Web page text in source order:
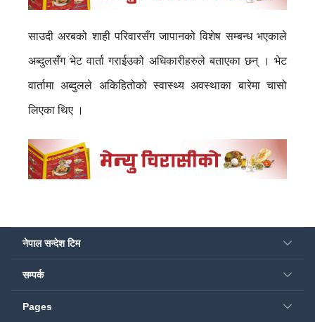
साउदी अरबको शाही परिवारसँग जापानको विशेष सम्बन्ध भएकाले
अब्दुलसँग भेट वार्ता गराईउको अधिकारीहरुले बताएका छन् । भेट
वार्तामा अब्दुलले अकिहितोको स्वास्थ्य अवस्थाका बारेमा चासो
लिएका थिए ।
नेपाल सन्देश टिम
सम्पर्क
Pages